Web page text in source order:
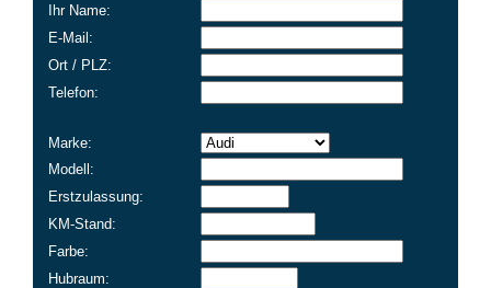
Ihr Name:
E-Mail:
Ort / PLZ:
Telefon:
Marke:
Modell:
Erstzulassung:
KM-Stand:
Farbe:
Hubraum: